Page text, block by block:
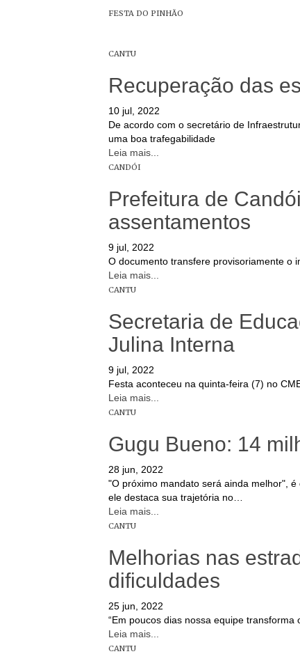
FESTA DO PINHÃO
CANTU
Recuperação das
10 jul, 2022
De acordo com o secretário de
uma boa trafegabilidade
Leia mais...
CANDÓI
Prefeitura de
assentamentos
9 jul, 2022
O documento transfere provisoriamente o
Leia mais...
CANTU
Secretaria de
Julina Interna
9 jul, 2022
Festa aconteceu na quinta-feira (7) no
Leia mais...
CANTU
Gugu Bueno: 14
28 jun, 2022
"O próximo mandato será ainda melhor",
ele destaca sua trajetória no…
Leia mais...
CANTU
Melhorias nas
dificuldades
25 jun, 2022
“Em poucos dias nossa equipe
Leia mais...
CANTU